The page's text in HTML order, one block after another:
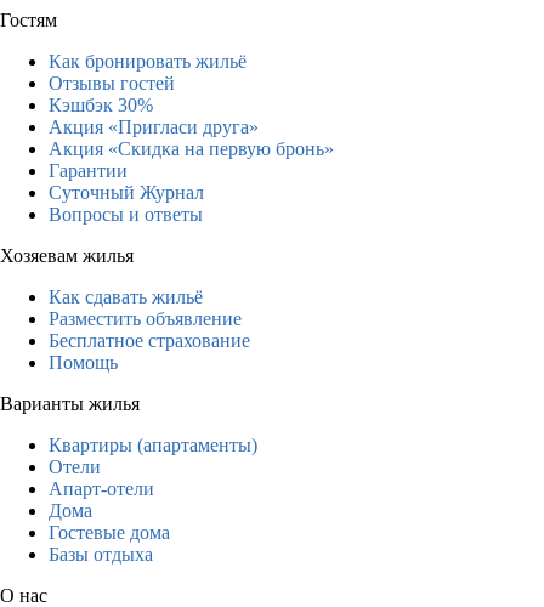
Гостям
Как бронировать жильё
Отзывы гостей
Кэшбэк 30%
Акция «Пригласи друга»
Акция «Скидка на первую бронь»
Гарантии
Суточный Журнал
Вопросы и ответы
Хозяевам жилья
Как сдавать жильё
Разместить объявление
Бесплатное страхование
Помощь
Варианты жилья
Квартиры (апартаменты)
Отели
Апарт-отели
Дома
Гостевые дома
Базы отдыха
О нас